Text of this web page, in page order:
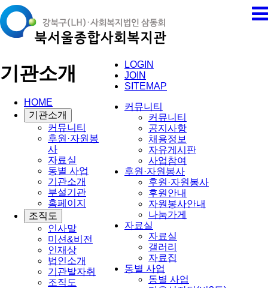
LOGIN
JOIN
SITEMAP
커뮤니티
커뮤니티
공지사항
채용정보
자유게시판
사업참여
후원·자원봉사
후원·자원봉사
후원안내
자원봉사안내
나눔가게
자료실
자료실
갤러리
자료집
동별 사업
동별 사업
기관소개
HOME
기관소개
커뮤니티
후원·자원봉
사
자료실
동별 사업
기관소개
부설기관
홈페이지
조직도
인사말
미션&비전
인재상
법인소개
기관발자취
조직도